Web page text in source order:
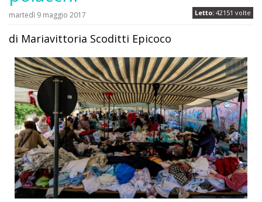
Letto: 42151 volte
martedì 9 maggio 2017
di Mariavittoria Scoditti Epicoco